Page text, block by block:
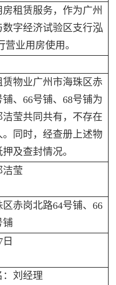
租赁服务，作为广州
数字经济试验区支行泓
营业用房使用。
物业广州市海珠区赤
铺、66号铺、68号铺为
洁莹共同共有，不存在
。同时，经查册上述物
及查封情况。
洁莹
区赤岗北路64号铺、66
铺
：刘经理